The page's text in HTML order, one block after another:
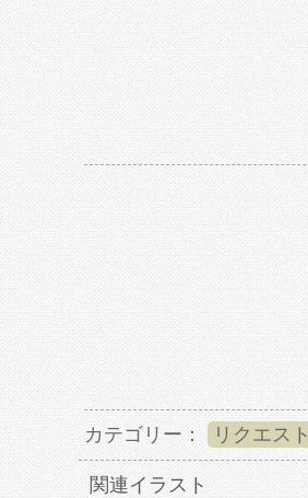
カテゴリー： リクエスト
関連イラスト